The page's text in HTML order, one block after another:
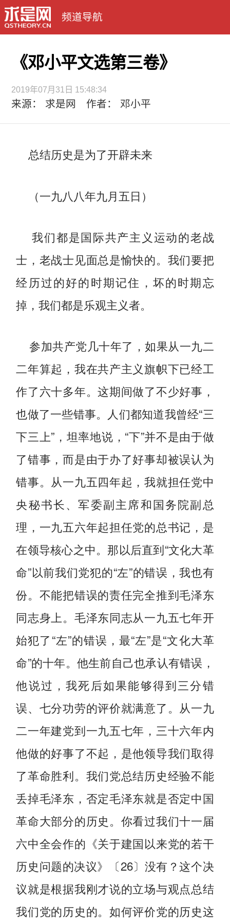
频道导航
《邓小平文选第三卷》
2019年07月31日 15:48:34
来源： 求是网 作者： 邓小平
总结历史是为了开辟未来
（一九八八年九月五日）
我们都是国际共产主义运动的老战
士，老战士见面总是愉快的。我们要把
经历过的好的时期记住，坏的时期忘
掉，我们都是乐观主义者。
参加共产党几十年了，如果从一九二
二年算起，我在共产主义旗帜下已经工
作了六十多年。这期间做了不少好事，
也做了一些错事。人们都知道我曾经“三
下三上”，坦率地说，“下”并不是由于做
了错事，而是由于办了好事却被误认为
错事。从一九五四年起，我就担任党中
央秘书长、军委副主席和国务院副总
理，一九五六年起担任党的总书记，是
在领导核心之中。那以后直到“文化大革
命”以前我们党犯的“左”的错误，我也有
份。不能把错误的责任完全推到毛泽东
同志身上。毛泽东同志从一九五七年开
始犯了“左”的错误，最“左”是“文化大革
命”的十年。他生前自己也承认有错误，
他说过，我死后如果能够得到三分错
误、七分功劳的评价就满意了。从一九
二一年建党到一九五七年，三十六年内
他做的好事了不起，是他领导我们取得
了革命胜利。我们党总结历史经验不能
丢掉毛泽东，否定毛泽东就是否定中国
革命大部分的历史。你看过我们十一届
六中全会作的《关于建国以来党的若干
历史问题的决议》〔26〕没有？这个决
议就是根据我刚才说的立场与观点总结
我们党的历史的。如何评价党的历史这